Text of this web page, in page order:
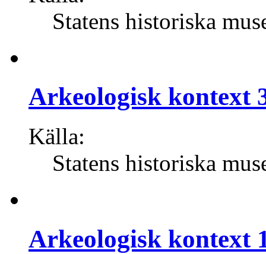
Statens historiska
Arkeologisk kontext
Källa:
Statens historiska
Arkeologisk kontext